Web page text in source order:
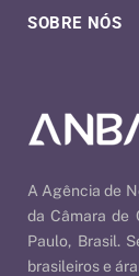
SOBRE NÓS
A Agência de
da Câmara de
Paulo, Brasil.
brasileiros e